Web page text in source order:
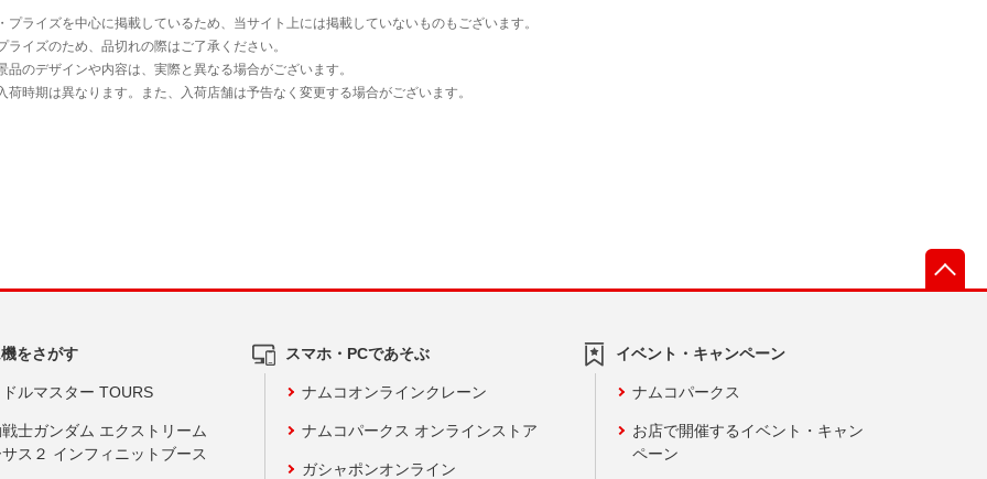
をさがす
ルマスター TOURS
士ガンダム エクストリーム
ス２ インフィニットブース
スマホ・PCであそぶ
ナムコオンラインクレーン
ナムコパークス オンラインストア
ガシャポンオンライン
イベント・キャンペーン
ナムコパークス
お店で開催するイベント・キャン
ペーン